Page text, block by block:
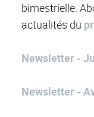
bimestrielle.
actualités du
Newsletter -
Newsletter -